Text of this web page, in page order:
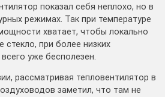
показал себя неплохо, но в
режимах. Так при температуре
хватает, чтобы локально
при более низких
уже бесполезен.
рассматривая тепловентилятор в
заметил, что там не